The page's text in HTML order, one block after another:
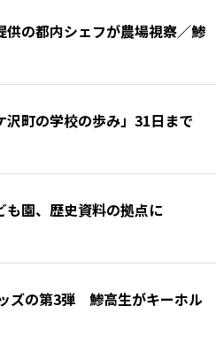
供の都内シェフが農場視察／鯵
沢町の学校の歩み」31日まで
も園、歴史資料の拠点に
ズの第3弾 鯵高生がキーホル